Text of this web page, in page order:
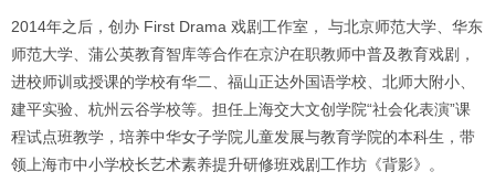
2014年之后，创办 First Drama 戏剧工作室， 与北京师范大学、华东
师范大学、蒲公英教育智库等合作在京沪在职教师中普及教育戏剧，
进校师训或授课的学校有华二、福山正达外国语学校、北师大附小、
建平实验、杭州云谷学校等。担任上海交大文创学院“社会化表演”课
程试点班教学，培养中华女子学院儿童发展与教育学院的本科生，带
领上海市中小学校长艺术素养提升研修班戏剧工作坊《背影》。